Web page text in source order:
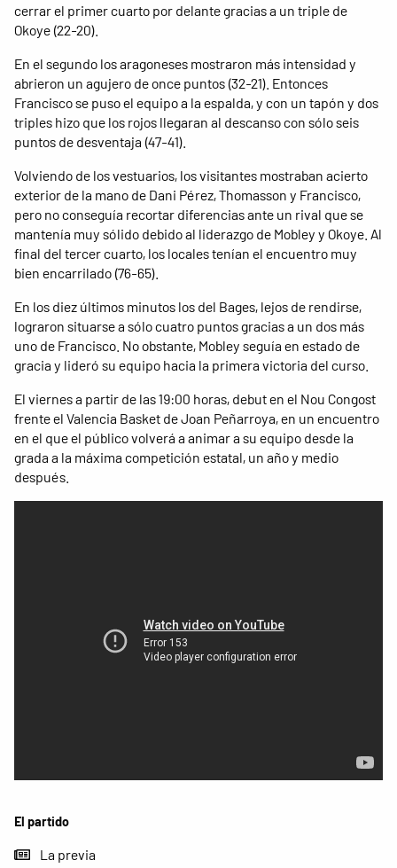
El partido
La previa
cerrar el primer cuarto por delante gracias a un triple de
Okoye (22-20).
En el segundo los aragoneses mostraron más intensidad y
abrieron un agujero de once puntos (32-21). Entonces
Francisco se puso el equipo a la espalda, y con un tapón y dos
triples hizo que los rojos llegaran al descanso con sólo seis
puntos de desventaja (47-41).
Volviendo de los vestuarios, los visitantes mostraban acierto
exterior de la mano de Dani Pérez, Thomasson y Francisco,
pero no conseguía recortar diferencias ante un rival que se
mantenía muy sólido debido al liderazgo de Mobley y Okoye. Al
final del tercer cuarto, los locales tenían el encuentro muy
bien encarrilado (76-65).
En los diez últimos minutos los del Bages, lejos de rendirse,
lograron situarse a sólo cuatro puntos gracias a un dos más
uno de Francisco. No obstante, Mobley seguía en estado de
gracia y lideró su equipo hacia la primera victoria del curso.
El viernes a partir de las 19:00 horas, debut en el Nou Congost
frente el Valencia Basket de Joan Peñarroya, en un encuentro
en el que el público volverá a animar a su equipo desde la
grada a la máxima competición estatal, un año y medio
después.